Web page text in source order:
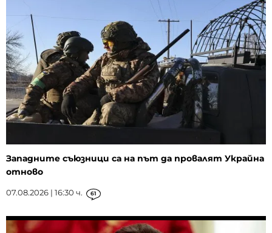
Западните съюзници са на път да провалят Украйна
отново
07.08.2026 | 16:30 ч. 61